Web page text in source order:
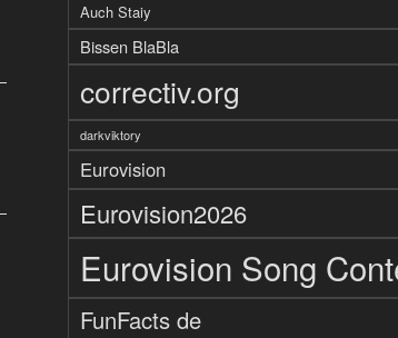
Auch Staiy
Bissen BlaBla
correctiv.org
darkviktory
Eurovision
Eurovision2026
Eurovision Song
FunFacts de